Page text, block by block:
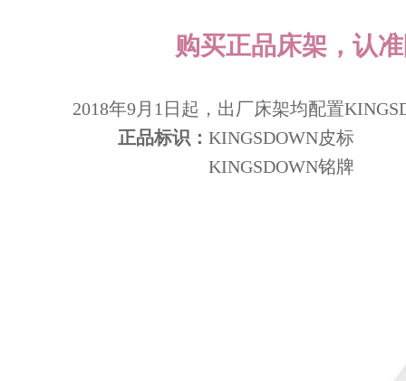
购买正品床架，认
2018年9月1日起，出厂床架均配置
正品标识： KINGSDOWN皮标
KINGSDOWN铭牌